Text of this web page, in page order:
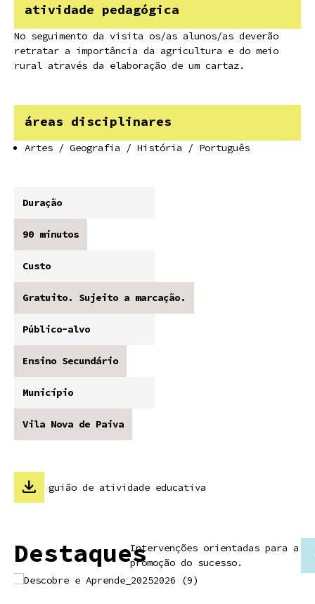
atividade pedagógica
No seguimento da visita os/as alunos/as deverão
retratar a importância da agricultura e do meio
rural através da elaboração de um cartaz.
áreas disciplinares
Artes / Geografia / História / Português
Duração
90 minutos
Custo
Gratuito. Sujeito a marcação.
Público-alvo
Ensino Secundário
Município
Vila Nova de Paiva
guião de atividade educativa
DestaquesIntervenções orientadas para a
promoção do sucesso.